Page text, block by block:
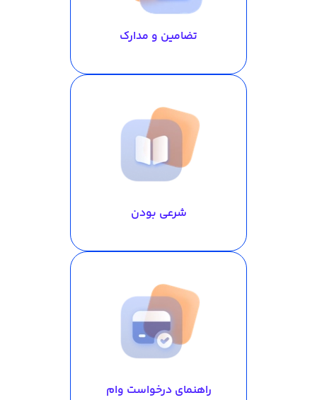
تضامین و مدارک
شرعی بودن
راهنمای درخواست وام